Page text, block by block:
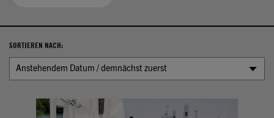
SORTIEREN NACH:
Anstehendem Datum / demnächst zuerst